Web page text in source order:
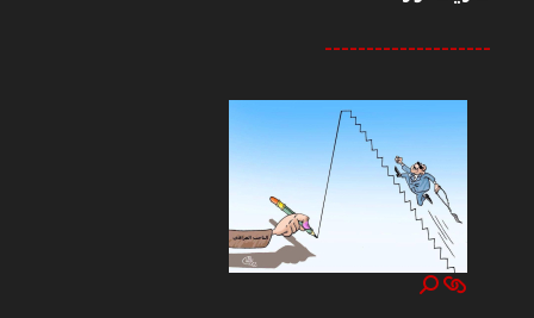
--------------------